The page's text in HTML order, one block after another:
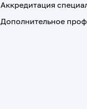
Аккредитация
Дополнительное